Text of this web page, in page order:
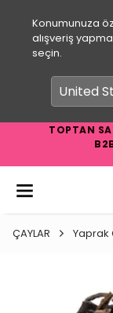
Konumunuza
alışveriş
seçin.
TOPTAN
ÇAYLAR Yaprak